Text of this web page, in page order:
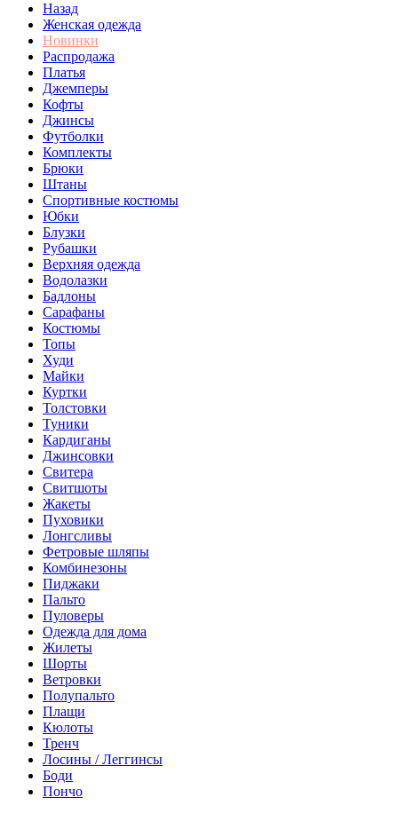
Назад
Женская одежда
Новинки
Распродажа
Платья
Джемперы
Кофты
Джинсы
Футболки
Комплекты
Брюки
Штаны
Спортивные костюмы
Юбки
Блузки
Рубашки
Верхняя одежда
Водолазки
Бадлоны
Сарафаны
Костюмы
Топы
Худи
Майки
Куртки
Толстовки
Туники
Кардиганы
Джинсовки
Свитера
Свитшоты
Жакеты
Пуховики
Лонгсливы
Фетровые шляпы
Комбинезоны
Пиджаки
Пальто
Пуловеры
Одежда для дома
Жилеты
Шорты
Ветровки
Полупальто
Плащи
Кюлоты
Тренч
Лосины / Леггинсы
Боди
Пончо